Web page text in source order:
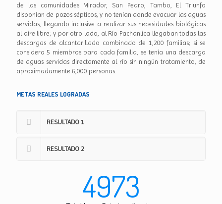
de las comunidades Mirador, San Pedro, Tambo, El Triunfo
disponían de pozos sépticos, y no tenían donde evacuar las aguas
servidas, llegando inclusive a realizar sus necesidades biológicas
al aire libre; y por otro lado, al Río Pachanlica llegaban todas las
descargas de alcantarillado combinado de 1,200 familias; si se
considera 5 miembros para cada familia, se tenía una descarga
de aguas servidas directamente al río sin ningún tratamiento, de
aproximadamente 6,000 personas.
METAS REALES LOGRADAS
RESULTADO 1
RESULTADO 2
4973